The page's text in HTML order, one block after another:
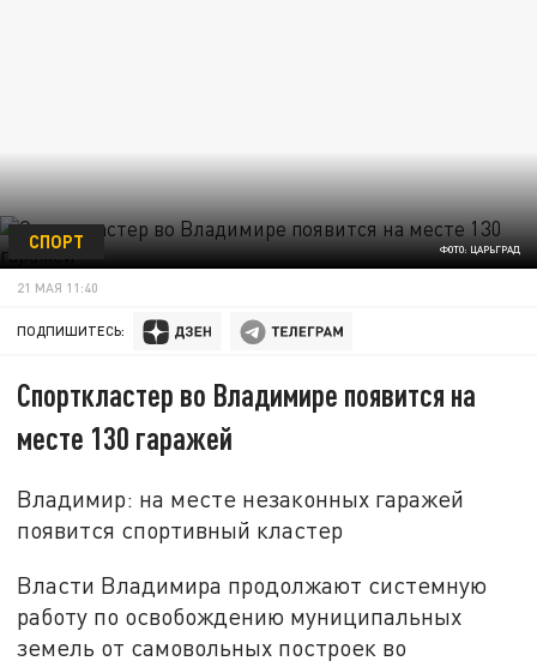
ФОТО: ЦАРЬГРАД
СПОРТ
21 МАЯ 11:40
ПОДПИШИТЕСЬ:
Спорткластер во Владимире появится на
месте 130 гаражей
Владимир: на месте незаконных гаражей
появится спортивный кластер
Власти Владимира продолжают системную
работу по освобождению муниципальных
земель от самовольных построек во